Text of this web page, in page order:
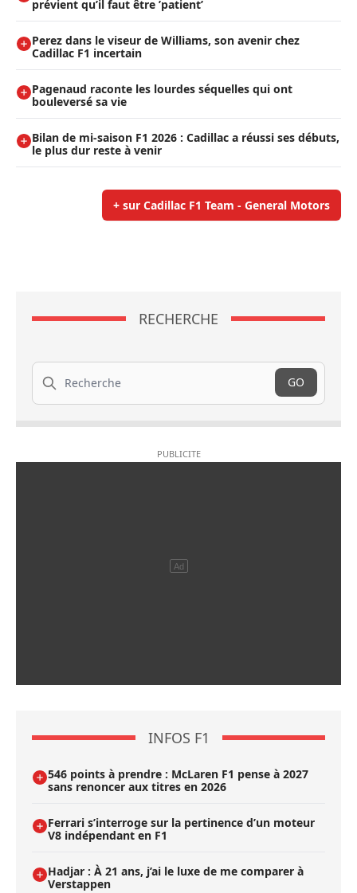
prévient qu’il faut être ’patient’
Perez dans le viseur de Williams, son avenir chez
Cadillac F1 incertain
Pagenaud raconte les lourdes séquelles qui ont
bouleversé sa vie
Bilan de mi-saison F1 2026 : Cadillac a réussi ses débuts,
le plus dur reste à venir
+ sur Cadillac F1 Team - General Motors
RECHERCHE
Recherche
GO
INFOS F1
546 points à prendre : McLaren F1 pense à 2027
sans renoncer aux titres en 2026
Ferrari s’interroge sur la pertinence d’un moteur
V8 indépendant en F1
Hadjar : À 21 ans, j’ai le luxe de me comparer à
Verstappen